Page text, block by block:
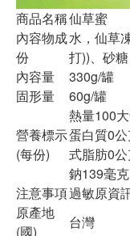
商品名稱仙草蜜
內容物成
份
水，仙草
打))、砂
內容量
330g/罐
固形量
60g/罐
營養標示
(每份)
熱量100
蛋白質0
式脂肪0公
鈉139毫克
注意事項過敏原資
原產地
(國)
台灣